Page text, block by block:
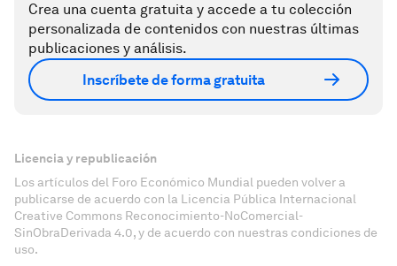
Crea una cuenta gratuita y accede a tu colección
personalizada de contenidos con nuestras últimas
publicaciones y análisis.
Inscríbete de forma gratuita
Licencia y republicación
Los artículos del Foro Económico Mundial pueden volver a
publicarse de acuerdo con la Licencia Pública Internacional
Creative Commons Reconocimiento-NoComercial-
SinObraDerivada 4.0, y de acuerdo con nuestras condiciones de
uso.